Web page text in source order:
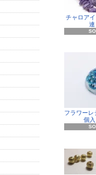
チャロア
連
フラワー
個